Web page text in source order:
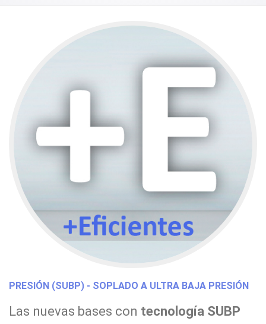
PRESIÓN (SUBP) - SOPLADO A ULTRA BAJA PRESIÓN
Las nuevas bases con tecnología SUBP